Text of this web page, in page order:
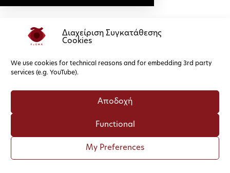
Διαχείριση Συγκατάθεσης
Cookies
We use cookies for technical reasons and for embedding 3rd party
services (e.g. YouTube).
Αποδοχή
Functional
My Preferences